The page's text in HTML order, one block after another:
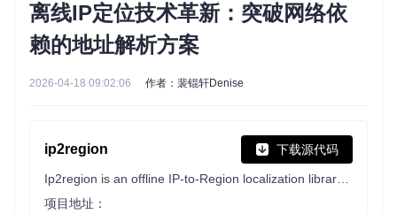
离线IP定位技术革新：突破网络依
赖的地址解析方案
2026-04-18 09:02:06 作者：裴锟轩Denise
ip2region 下载源代码
项目地址：